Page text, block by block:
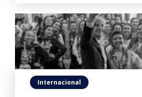
Internacional